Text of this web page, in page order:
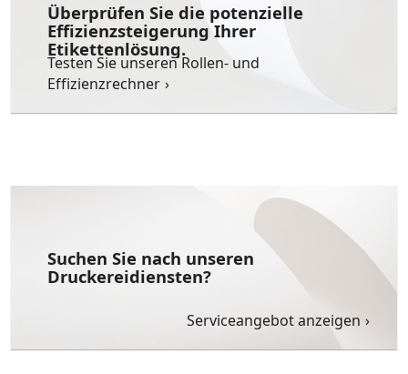
Überprüfen Sie die potenzielle
Effizienzsteigerung Ihrer
Etikettenlösung.
Testen Sie unseren Rollen- und
Effizienzrechner
Suchen Sie nach unseren
Druckereidiensten?
Serviceangebot anzeigen